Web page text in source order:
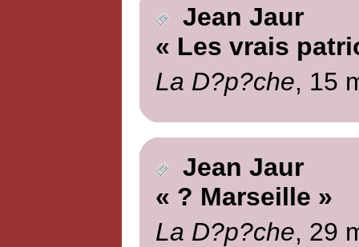
Jean Jaur
« Les vrais
La D?p?che, 15
Jean Jaur
« ? Marseille »
La D?p?che, 29